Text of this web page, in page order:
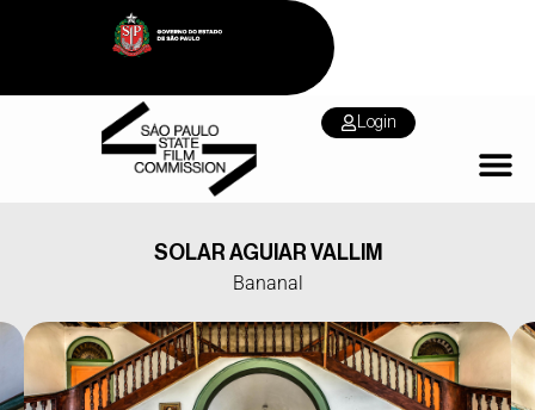
Login
SOLAR AGUIAR VALLIM
Bananal